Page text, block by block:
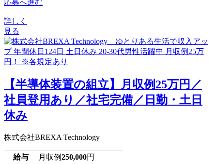
応募へ進む
詳しく
見る
【半導体装置の組立】月収例25万円／
社員登用あり／社宅完備／日勤・土日
休み
株式会社BREXA Technology
給与 月収例250,000円